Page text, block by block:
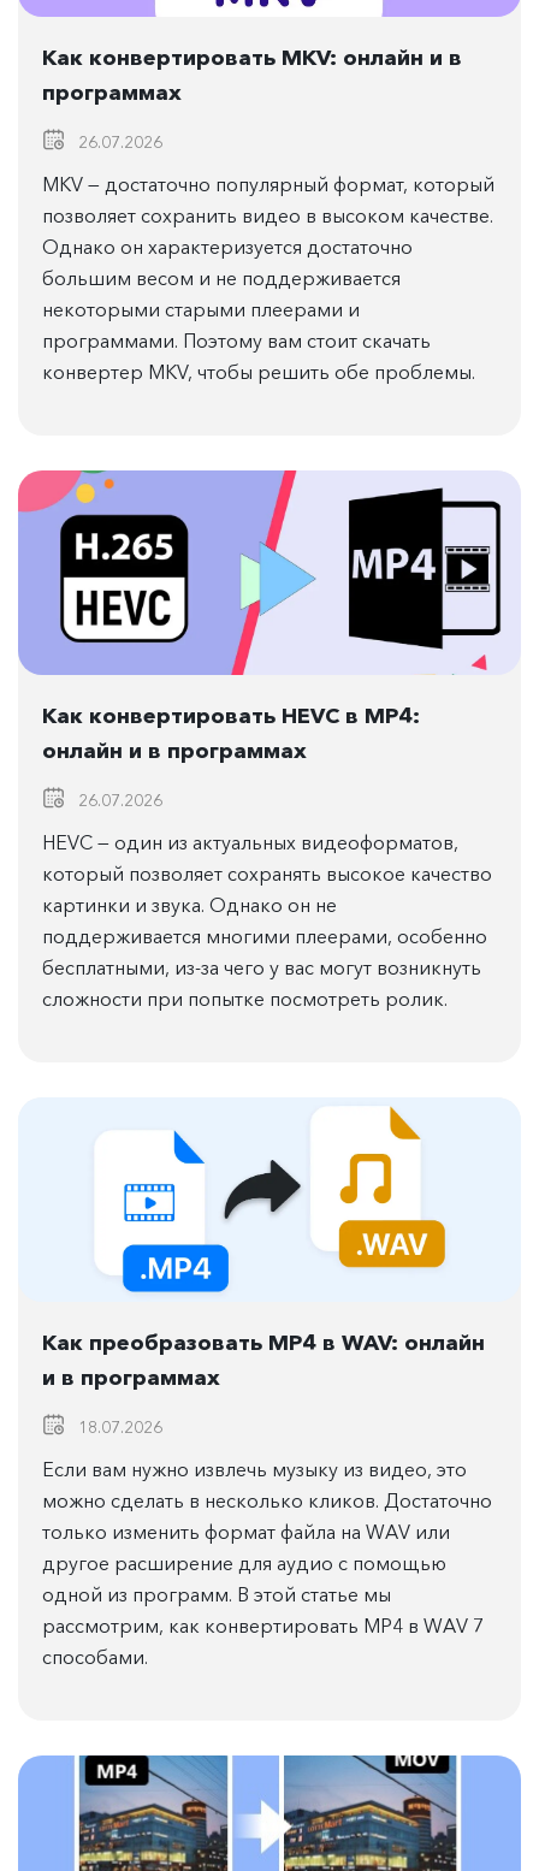
Как конвертировать MKV: онлайн и в
программах
26.07.2026
MKV — достаточно популярный формат, который
позволяет сохранить видео в высоком качестве.
Однако он характеризуется достаточно
большим весом и не поддерживается
некоторыми старыми плеерами и
программами. Поэтому вам стоит скачать
конвертер MKV, чтобы решить обе проблемы.
Как конвертировать HEVC в MP4:
онлайн и в программах
26.07.2026
HEVC — один из актуальных видеоформатов,
который позволяет сохранять высокое качество
картинки и звука. Однако он не
поддерживается многими плеерами, особенно
бесплатными, из-за чего у вас могут возникнуть
сложности при попытке посмотреть ролик.
Как преобразовать MP4 в WAV: онлайн
и в программах
18.07.2026
Если вам нужно извлечь музыку из видео, это
можно сделать в несколько кликов. Достаточно
только изменить формат файла на WAV или
другое расширение для аудио с помощью
одной из программ. В этой статье мы
рассмотрим, как конвертировать MP4 в WAV 7
способами.